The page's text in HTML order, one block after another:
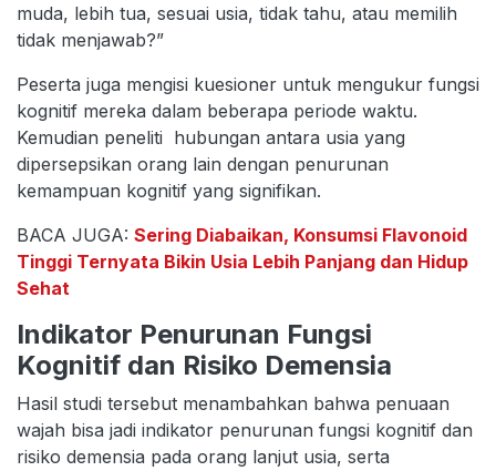
muda, lebih tua, sesuai usia, tidak tahu, atau memilih
tidak menjawab?”
Peserta juga mengisi kuesioner untuk mengukur fungsi
kognitif mereka dalam beberapa periode waktu.
Kemudian peneliti hubungan antara usia yang
dipersepsikan orang lain dengan penurunan
kemampuan kognitif yang signifikan.
BACA JUGA: Sering Diabaikan, Konsumsi Flavonoid
Tinggi Ternyata Bikin Usia Lebih Panjang dan Hidup
Sehat
Indikator Penurunan Fungsi
Kognitif dan Risiko Demensia
Hasil studi tersebut menambahkan bahwa penuaan
wajah bisa jadi indikator penurunan fungsi kognitif dan
risiko demensia pada orang lanjut usia, serta